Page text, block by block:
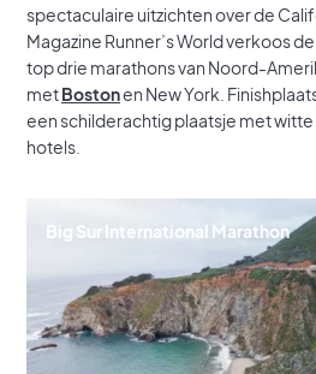
spectaculaire uitzichten over de
Magazine Runner’s World verkoos
top drie marathons van Noord-
metBostonen New York.
een schilderachtig plaatsje met
hotels.
Big Sur International Marathon